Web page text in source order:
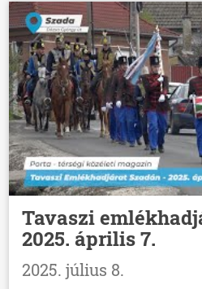
Tavaszi
2025. április 7.
2025. július 8.